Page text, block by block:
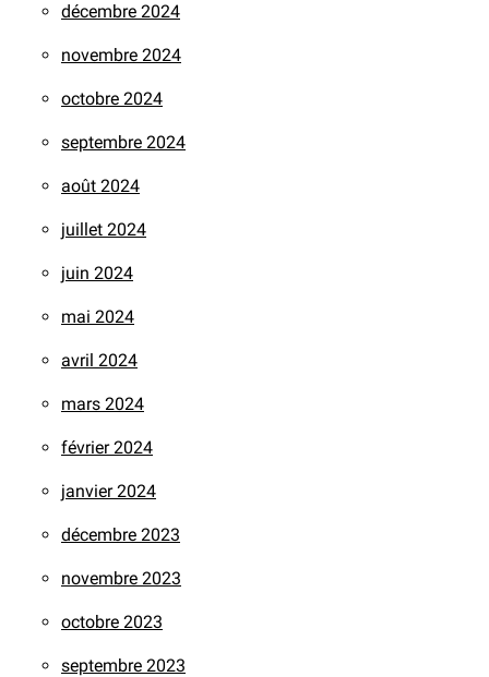
décembre 2024
novembre 2024
octobre 2024
septembre 2024
août 2024
juillet 2024
juin 2024
mai 2024
avril 2024
mars 2024
février 2024
janvier 2024
décembre 2023
novembre 2023
octobre 2023
septembre 2023